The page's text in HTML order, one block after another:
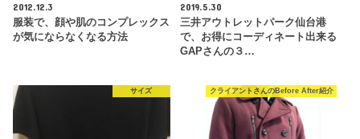
2012.12.3
服装で、顔や肌のコンプレックス
が気にならなくなる方法
2019.5.30
三井アウトレットパーク仙台港
で、お得にコーディネート出来る
GAPさんの３…
サイズ クライアントさんのBefore After紹介